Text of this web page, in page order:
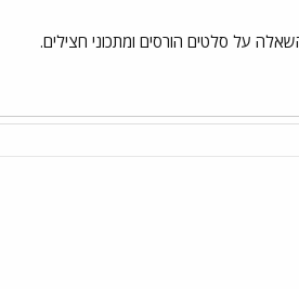
על סלטים הורסים ומתכוני חצילים.